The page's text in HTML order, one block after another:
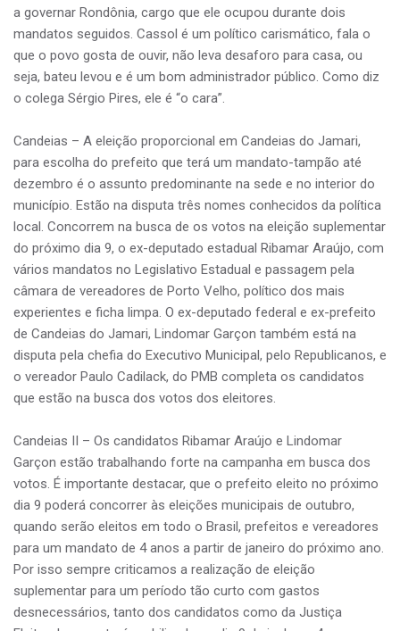
a governar Rondônia, cargo que ele ocupou durante dois
mandatos seguidos. Cassol é um político carismático, fala o
que o povo gosta de ouvir, não leva desaforo para casa, ou
seja, bateu levou e é um bom administrador público. Como diz
o colega Sérgio Pires, ele é “o cara”.
Candeias – A eleição proporcional em Candeias do Jamari,
para escolha do prefeito que terá um mandato-tampão até
dezembro é o assunto predominante na sede e no interior do
município. Estão na disputa três nomes conhecidos da política
local. Concorrem na busca de os votos na eleição suplementar
do próximo dia 9, o ex-deputado estadual Ribamar Araújo, com
vários mandatos no Legislativo Estadual e passagem pela
câmara de vereadores de Porto Velho, político dos mais
experientes e ficha limpa. O ex-deputado federal e ex-prefeito
de Candeias do Jamari, Lindomar Garçon também está na
disputa pela chefia do Executivo Municipal, pelo Republicanos, e
o vereador Paulo Cadilack, do PMB completa os candidatos
que estão na busca dos votos dos eleitores.
Candeias II – Os candidatos Ribamar Araújo e Lindomar
Garçon estão trabalhando forte na campanha em busca dos
votos. É importante destacar, que o prefeito eleito no próximo
dia 9 poderá concorrer às eleições municipais de outubro,
quando serão eleitos em todo o Brasil, prefeitos e vereadores
para um mandato de 4 anos a partir de janeiro do próximo ano.
Por isso sempre criticamos a realização de eleição
suplementar para um período tão curto com gastos
desnecessários, tanto dos candidatos como da Justiça